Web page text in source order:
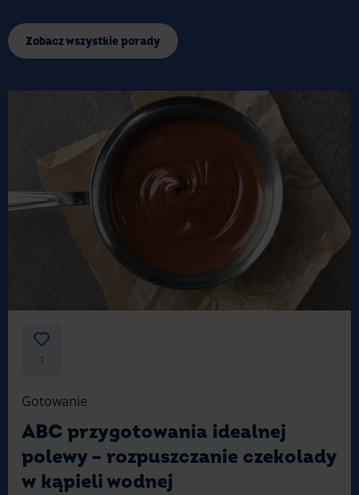
Zobacz wszystkie porady
1
Gotowanie
ABC przygotowania idealnej
polewy – rozpuszczanie czekolady
w kąpieli wodnej